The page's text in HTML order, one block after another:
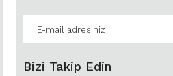
Bizi Takip Edin